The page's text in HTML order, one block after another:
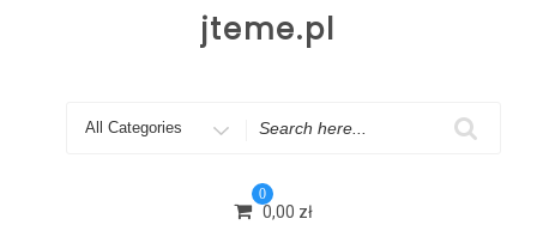
jteme.pl
Search
0
0,00 zł